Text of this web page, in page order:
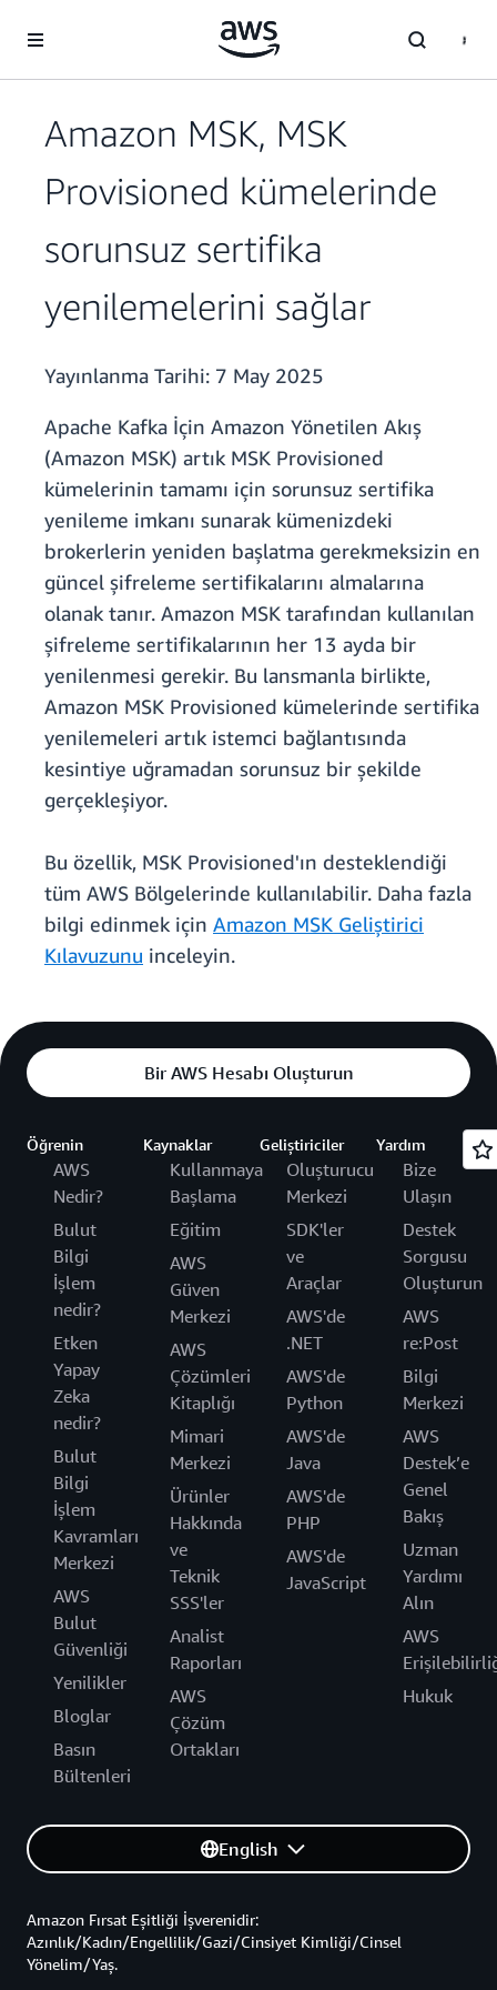
Amazon MSK, MSK
Provisioned kümelerinde
sorunsuz sertifika
yenilemelerini sağlar
Yayınlanma Tarihi: 7 May 2025
Apache Kafka İçin Amazon Yönetilen Akış
(Amazon MSK) artık MSK Provisioned
kümelerinin tamamı için sorunsuz sertifika
yenileme imkanı sunarak kümenizdeki
brokerlerin yeniden başlatma gerekmeksizin en
güncel şifreleme sertifikalarını almalarına
olanak tanır. Amazon MSK tarafından kullanılan
şifreleme sertifikalarının her 13 ayda bir
yenilenmesi gerekir. Bu lansmanla birlikte,
Amazon MSK Provisioned kümelerinde sertifika
yenilemeleri artık istemci bağlantısında
kesintiye uğramadan sorunsuz bir şekilde
gerçekleşiyor.
Bu özellik, MSK Provisioned'ın desteklendiği
tüm AWS Bölgelerinde kullanılabilir. Daha fazla
bilgi edinmek için Amazon MSK Geliştirici
Kılavuzunu inceleyin.
Bir AWS Hesabı Oluşturun
Öğrenin
AWS
Nedir?
Bulut
Bilgi
İşlem
nedir?
Etken
Yapay
Zeka
nedir?
Bulut
Bilgi
İşlem
Kavramları
Merkezi
AWS
Bulut
Güvenliği
Yenilikler
Bloglar
Basın
Bültenleri
Kaynaklar
Kullanmaya
Başlama
Eğitim
AWS
Güven
Merkezi
AWS
Çözümleri
Kitaplığı
Mimari
Merkezi
Ürünler
Hakkında
ve
Teknik
SSS'ler
Analist
Raporları
AWS
Çözüm
Ortakları
Geliştiriciler
Oluşturucu
Merkezi
SDK'ler
ve
Araçlar
AWS'de
.NET
AWS'de
Python
AWS'de
Java
AWS'de
PHP
AWS'de
JavaScript
Yardım
Bize
Ulaşın
Destek
Sorgusu
Oluşturun
AWS
re:Post
Bilgi
Merkezi
AWS
Destek’e
Genel
Bakış
Uzman
Yardımı
Alın
AWS
Hukuk
English
Amazon Fırsat Eşitliği İşverenidir:
Azınlık/Kadın/Engellilik/Gazi/Cinsiyet Kimliği/Cinsel
Yönelim/Yaş.